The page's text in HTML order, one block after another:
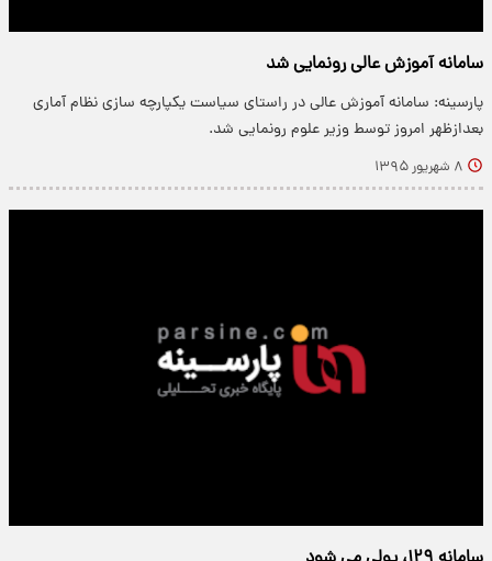
سامانه آموزش عالی رونمایی شد
پارسینه: سامانه آموزش عالی در راستای سیاست یکپارچه سازی نظام آماری
بعدازظهر امروز توسط وزیر علوم رونمایی شد.
۸ شهریور ۱۳۹۵